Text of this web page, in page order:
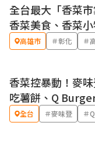
全台最大「香菜
香菜美食、香菜
高雄市 ＃彰化 ＃
香菜控暴動！麥
吃薯餅、Q
全台 ＃麥味登 ＃